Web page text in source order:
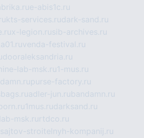
e-abis1c.ru
kts-services.rudark-sand.ru
x-legion.rusib-archives.ru
venda-festival.ru
dooraleksandria.ru
lab-msk.ru1-mus.ru
purse-factory.ru
adler-jun.rubandamn.ru
1mus.rudarksand.ru
msk.ru rtdco.ru
stroitelnyh-kompanij.ru